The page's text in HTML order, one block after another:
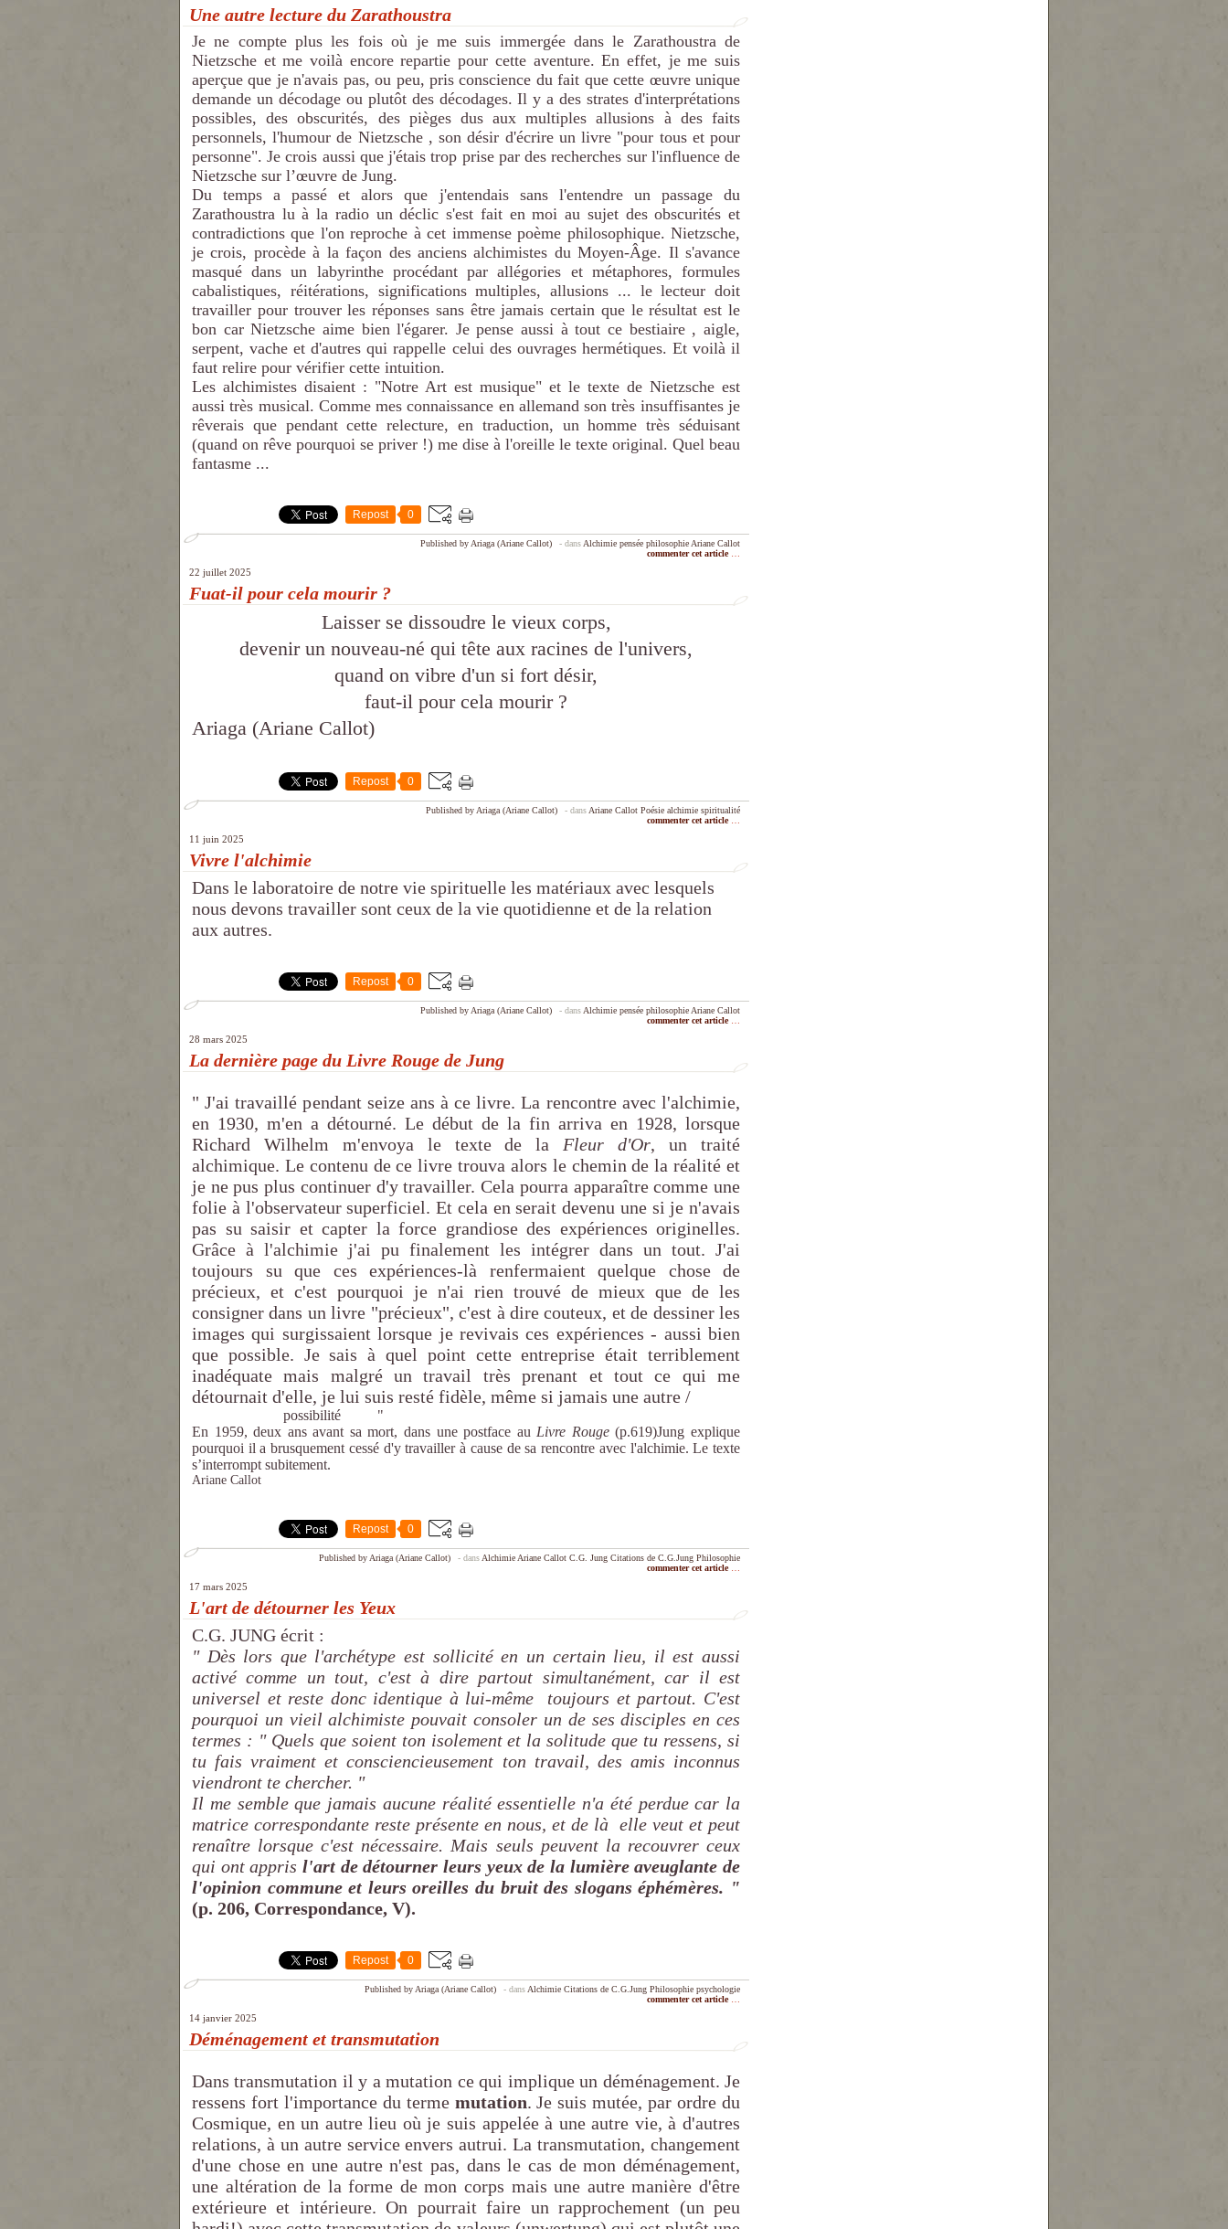
Une autre lecture du Zarathoustra
Je ne compte plus les fois où je me suis immergée dans le Zarathoustra de
Nietzsche et me voilà encore repartie pour cette aventure. En effet, je me suis
aperçue que je n'avais pas, ou peu, pris conscience du fait que cette œuvre unique
demande un décodage ou plutôt des décodages. Il y a des strates d'interprétations
possibles, des obscurités, des pièges dus aux multiples allusions à des faits
personnels, l'humour de Nietzsche , son désir d'écrire un livre "pour tous et pour
personne". Je crois aussi que j'étais trop prise par des recherches sur l'influence de
Nietzsche sur l’œuvre de Jung.
Du temps a passé et alors que j'entendais sans l'entendre un passage du
Zarathoustra lu à la radio un déclic s'est fait en moi au sujet des obscurités et
contradictions que l'on reproche à cet immense poème philosophique. Nietzsche,
je crois, procède à la façon des anciens alchimistes du Moyen-Âge. Il s'avance
masqué dans un labyrinthe procédant par allégories et métaphores, formules
cabalistiques, réitérations, significations multiples, allusions ... le lecteur doit
travailler pour trouver les réponses sans être jamais certain que le résultat est le
bon car Nietzsche aime bien l'égarer. Je pense aussi à tout ce bestiaire , aigle,
serpent, vache et d'autres qui rappelle celui des ouvrages hermétiques. Et voilà il
faut relire pour vérifier cette intuition.
Les alchimistes disaient : "Notre Art est musique" et le texte de Nietzsche est
aussi très musical. Comme mes connaissance en allemand son très insuffisantes je
rêverais que pendant cette relecture, en traduction, un homme très séduisant
(quand on rêve pourquoi se priver !) me dise à l'oreille le texte original. Quel beau
fantasme ...
Repost 0
Published by Ariaga (Ariane Callot) - dans Alchimie pensée philosophie Ariane Callot
commenter cet article
22 juillet 2025
Fuat-il pour cela mourir ?
Laisser se dissoudre le vieux corps,
devenir un nouveau-né qui tête aux racines de l'univers,
quand on vibre d'un si fort désir,
faut-il pour cela mourir ?
Ariaga (Ariane Callot)
Repost 0
Published by Ariaga (Ariane Callot) - dans Ariane Callot Poésie alchimie spiritualité
commenter cet article
11 juin 2025
Vivre l'alchimie
Dans le laboratoire de notre vie spirituelle les matériaux avec lesquels
nous devons travailler sont ceux de la vie quotidienne et de la relation
aux autres.
Repost 0
Published by Ariaga (Ariane Callot) - dans Alchimie pensée philosophie Ariane Callot
commenter cet article
28 mars 2025
La dernière page du Livre Rouge de Jung
" J'ai travaillé pendant seize ans à ce livre. La rencontre avec l'alchimie,
en 1930, m'en a détourné. Le début de la fin arriva en 1928, lorsque
Richard Wilhelm m'envoya le texte de la Fleur d'Or, un traité
alchimique. Le contenu de ce livre trouva alors le chemin de la réalité et
je ne pus plus continuer d'y travailler. Cela pourra apparaître comme une
folie à l'observateur superficiel. Et cela en serait devenu une si je n'avais
pas su saisir et capter la force grandiose des expériences originelles.
Grâce à l'alchimie j'ai pu finalement les intégrer dans un tout. J'ai
toujours su que ces expériences-là renfermaient quelque chose de
précieux, et c'est pourquoi je n'ai rien trouvé de mieux que de les
consigner dans un livre "précieux", c'est à dire couteux, et de dessiner les
images qui surgissaient lorsque je revivais ces expériences - aussi bien
que possible. Je sais à quel point cette entreprise était terriblement
inadéquate mais malgré un travail très prenant et tout ce qui me
détournait d'elle, je lui suis resté fidèle, même si jamais une autre /
possibilité "
En 1959, deux ans avant sa mort, dans une postface au Livre Rouge(p.619)Jung explique
pourquoi il a brusquement cessé d'y travailler à cause de sa rencontre avec l'alchimie. Le texte
s’interrompt subitement.
Ariane Callot
Repost 0
Published by Ariaga (Ariane Callot) - dans Alchimie Ariane Callot C.G. Jung Citations de C.G.Jung Philosophie
commenter cet article
17 mars 2025
L'art de détourner les Yeux
C.G. JUNG écrit :
" Dès lors que l'archétype est sollicité en un certain lieu, il est aussi
activé comme un tout, c'est à dire partout simultanément, car il est
universel et reste donc identique à lui-même toujours et partout. C'est
pourquoi un vieil alchimiste pouvait consoler un de ses disciples en ces
termes : " Quels que soient ton isolement et la solitude que tu ressens, si
tu fais vraiment et consciencieusement ton travail, des amis inconnus
viendront te chercher. "
Il me semble que jamais aucune réalité essentielle n'a été perdue car la
matrice correspondante reste présente en nous, et de là elle veut et peut
renaître lorsque c'est nécessaire. Mais seuls peuvent la recouvrer ceux
qui ont appris l'art de détourner leurs yeux de la lumière aveuglante de
l'opinion commune et leurs oreilles du bruit des slogans éphémères. "
(p. 206, Correspondance, V).
Repost 0
Published by Ariaga (Ariane Callot) - dans Alchimie Citations de C.G.Jung Philosophie psychologie
commenter cet article
14 janvier 2025
Déménagement et transmutation
Dans transmutation il y a mutation ce qui implique un déménagement. Je
ressens fort l'importance du terme mutation. Je suis mutée, par ordre du
Cosmique, en un autre lieu où je suis appelée à une autre vie, à d'autres
relations, à un autre service envers autrui. La transmutation, changement
d'une chose en une autre n'est pas, dans le cas de mon déménagement,
une altération de la forme de mon corps mais une autre manière d'être
extérieure et intérieure. On pourrait faire un rapprochement (un peu